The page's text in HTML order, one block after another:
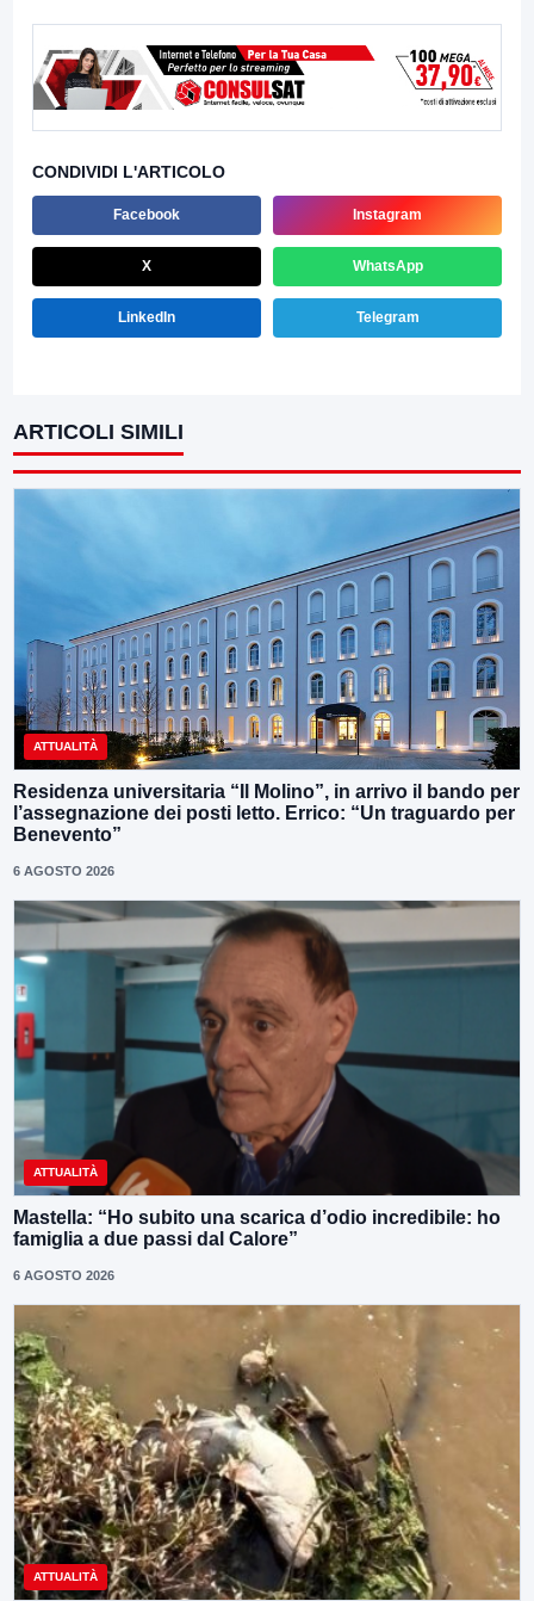
CONDIVIDI L'ARTICOLO
Facebook Instagram
X WhatsApp
LinkedIn Telegram
ARTICOLI SIMILI
ATTUALITÀ
Residenza universitaria “Il Molino”, in arrivo il bando per
l’assegnazione dei posti letto. Errico: “Un traguardo per
Benevento”
6 AGOSTO 2026
ATTUALITÀ
Mastella: “Ho subito una scarica d’odio incredibile: ho
famiglia a due passi dal Calore”
6 AGOSTO 2026
ATTUALITÀ